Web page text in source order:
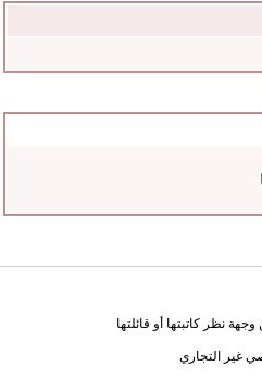
نظر كاتبتها أو قائلتها
غير التجاري